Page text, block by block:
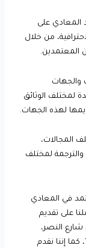
على
من خلال
المعتمدين.
والجهات
لمختلف الوثائق
لهذه الجهات.
المجالات،
لمختلف
في المعادي
على تقديم
شارع النصر،
المعادي، القاهرة، جمهورية مصر العربية – 11742، كما إننا نقدم